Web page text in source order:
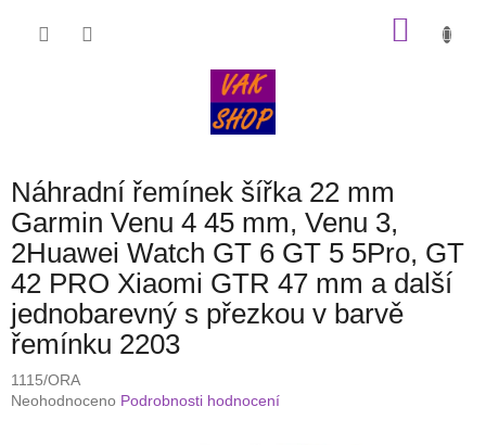
Náhradní řemínek šířka 22 mm
Garmin Venu 4 45 mm, Venu 3,
2Huawei Watch GT 6 GT 5 5Pro, GT
42 PRO Xiaomi GTR 47 mm a další
jednobarevný s přezkou v barvě
řemínku 2203
1115/ORA
Průměrné
Neohodnoceno Podrobnosti hodnocení